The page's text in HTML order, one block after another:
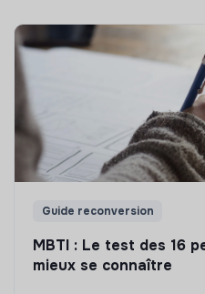
Guide reconversion
MBTI : Le test des 16
mieux se connaître